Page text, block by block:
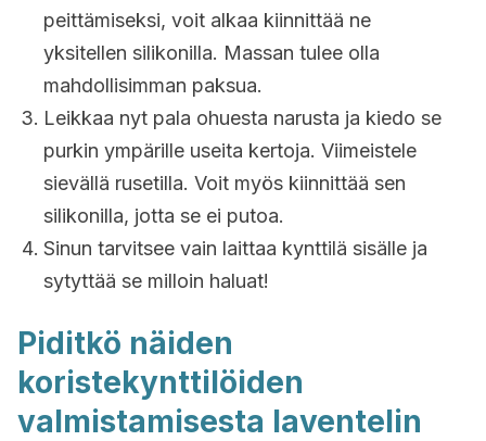
peittämiseksi, voit alkaa kiinnittää ne
yksitellen silikonilla. Massan tulee olla
mahdollisimman paksua.
Leikkaa nyt pala ohuesta narusta ja kiedo se
purkin ympärille useita kertoja. Viimeistele
sievällä rusetilla. Voit myös kiinnittää sen
silikonilla, jotta se ei putoa.
Sinun tarvitsee vain laittaa kynttilä sisälle ja
sytyttää se milloin haluat!
Piditkö näiden
koristekynttilöiden
valmistamisesta laventelin